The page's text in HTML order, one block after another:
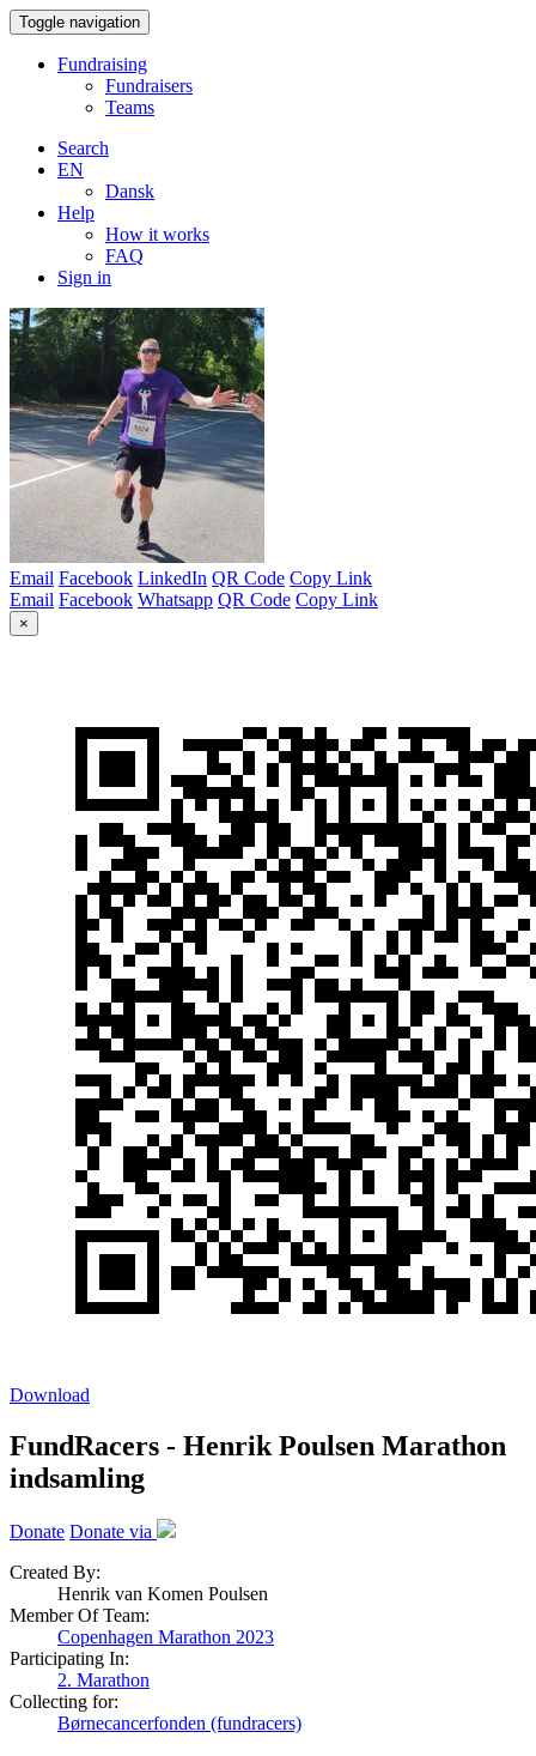
Toggle navigation
Fundraising
Fundraisers
Teams
Search
EN
Dansk
Help
How it works
FAQ
Sign in
Email Facebook LinkedIn QR Code Copy Link
Email Facebook Whatsapp QR Code Copy Link
×
Download
FundRacers - Henrik Poulsen Marathon
indsamling
Donate Donate via
Created By:
Henrik van Komen Poulsen
Member Of Team:
Copenhagen Marathon 2023
Participating In:
2. Marathon
Collecting for:
Børnecancerfonden (fundracers)